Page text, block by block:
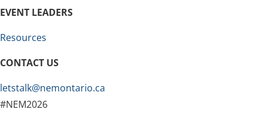
EVENT LEADERS
Resources
CONTACT US
letstalk@nemontario.ca
#NEM2026